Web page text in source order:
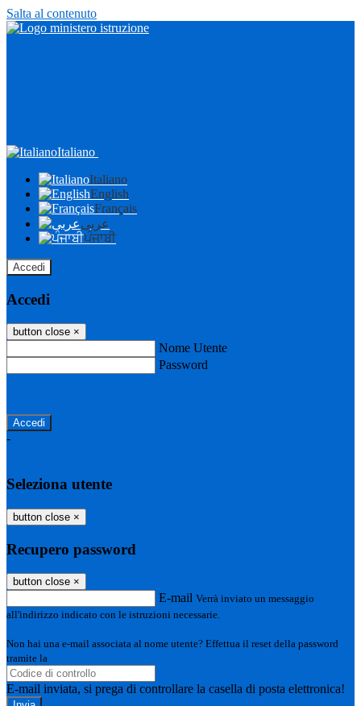
Salta al contenuto
Italiano
Italiano
English
Français
عربى
ਪੰਜਾਬੀ
Accedi
Accedi
button close ×
Nome Utente
Password
-
Seleziona utente
button close ×
Recupero password
button close ×
E-mail Verrà inviato un messaggio
all'indirizzo indicato con le istruzioni necessarie.
Non hai una e-mail associata al nome utente? Effettua il reset della password
tramite la
E-mail inviata, si prega di controllare la casella di posta elettronica!